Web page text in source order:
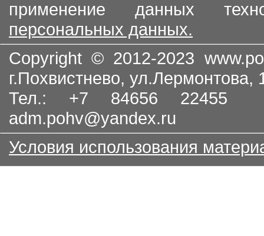
применение данных
персональных данных.
Copyright © 2012-2023
г.Похвистнево, ул.Лермонтова,
Тел.: +7 84656
adm.pohv@yandex.ru
Условия использования